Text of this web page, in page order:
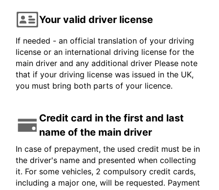
Your valid driver license
If needed - an official translation of your driving
license or an international driving license for the
main driver and any additional driver Please note
that if your driving license was issued in the UK,
you must bring both parts of your licence.
Credit card in the first and last
name of the main driver
In case of prepayment, the used credit must be in
the driver's name and presented when collecting
it. For some vehicles, 2 compulsory credit cards,
including a major one, will be requested. Payment